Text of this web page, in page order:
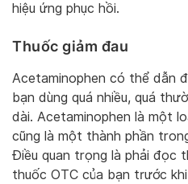
hiệu ứng phục hồi.
Thuốc giảm đau
Acetaminophen có thể dẫn
bạn dùng quá nhiều, quá
dài. Acetaminophen là một
cũng là một thành phần
Điều quan trọng là phải đọc
thuốc OTC của bạn trước